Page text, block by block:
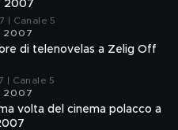
2007
| Canale 5
2007
di telenovelas a Zelig Off
| Canale 5
2007
volta del cinema polacco a